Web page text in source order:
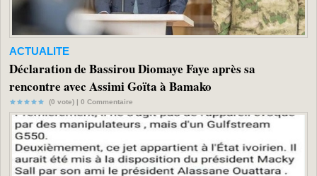
ACTUALITE
Déclaration de Bassirou Diomaye Faye après sa
rencontre avec Assimi Goïta à Bamako
(0 vote) | 0 Commentaire